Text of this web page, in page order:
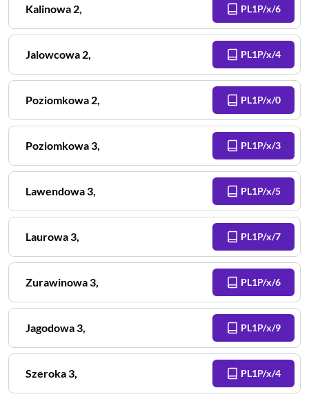
Kalinowa 2, PL1P/x/6
Jalowcowa 2, PL1P/x/4
Poziomkowa 2, PL1P/x/0
Poziomkowa3, PL1P/x/3
Lawendowa3, PL1P/x/5
Laurowa3, PL1P/x/7
Zurawinowa3, PL1P/x/6
Jagodowa3, PL1P/x/9
Szeroka3, PL1P/x/4